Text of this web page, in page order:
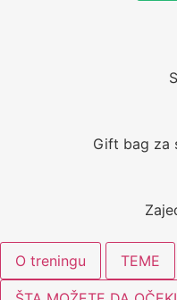
Gift bag za
O treningu TEME